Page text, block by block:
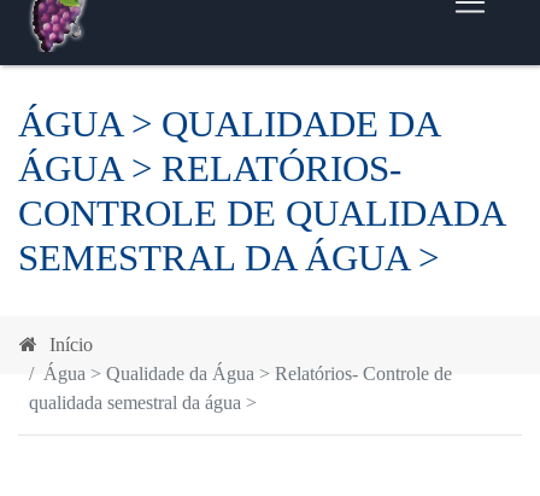
ÁGUA > QUALIDADE DA
ÁGUA > RELATÓRIOS-
CONTROLE DE QUALIDADA
SEMESTRAL DA ÁGUA >
Início
Água > Qualidade da Água > Relatórios- Controle de
qualidada semestral da água >